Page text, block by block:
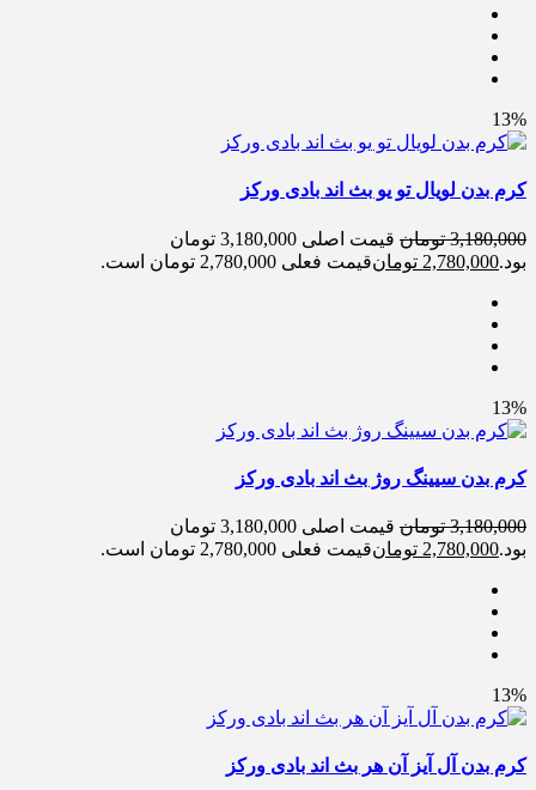
13%
کرم بدن لویال تو یو بث اند بادی ورکز
3,180,000 تومان
قیمت اصلی 3,180,000 تومان
بود.2,780,000 تومانقیمت فعلی 2,780,000 تومان است.
13%
کرم بدن سیینگ روژ بث اند بادی ورکز
3,180,000 تومان
قیمت اصلی 3,180,000 تومان
بود.2,780,000 تومانقیمت فعلی 2,780,000 تومان است.
13%
کرم بدن آل آیز آن هر بث اند بادی ورکز